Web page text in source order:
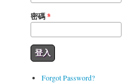
密碼*
Forgot Password?